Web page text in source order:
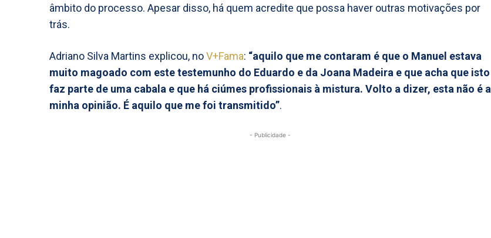
âmbito do processo. Apesar disso, há quem acredite que possa haver outras motivações por
trás.
Adriano Silva Martins explicou, noV+Fama: “aquilo que me contaram é que o Manuel estava
muito magoado com este testemunho do Eduardo e da Joana Madeira e que acha que isto
faz parte de uma cabala e que há ciúmes profissionais à mistura. Volto a dizer, esta não é a
minha opinião. É aquilo que me foi transmitido”.
- Publicidade -